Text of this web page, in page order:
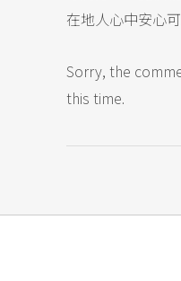
在地人心中安心
Sorry, the
this time.